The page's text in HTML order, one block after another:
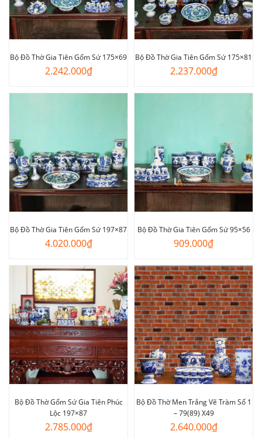
Bộ Đồ Thờ Gia Tiên Gốm Sứ 175×69
2.242.000₫
Bộ Đồ Thờ Gia Tiên Gốm Sứ 175×81
2.237.000₫
Bộ Đồ Thờ Gia Tiên Gốm Sứ 197×87
4.020.000₫
Bộ Đồ Thờ Gia Tiên Gốm Sứ 95×56
909.000₫
Bộ Đồ Thờ Gốm Sứ Gia Tiên Phúc
Lộc 197×87
2.785.000₫
Bộ Đồ Thờ Men Trắng Vẽ Tràm Số 1
– 79(89) X49
2.640.000₫